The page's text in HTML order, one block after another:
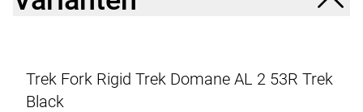
Trek Fork Rigid Trek Domane AL 2 53R Trek
Black